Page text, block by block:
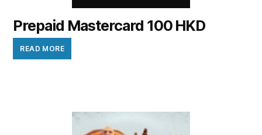
Prepaid Mastercard 100 HKD
READ MORE